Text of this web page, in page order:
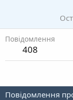
Повідомлення
408
Повідомлення